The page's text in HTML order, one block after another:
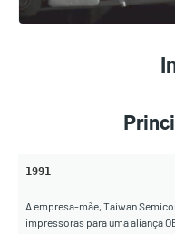
1991
A empresa-mãe, Taiwan
impressoras para uma aliança